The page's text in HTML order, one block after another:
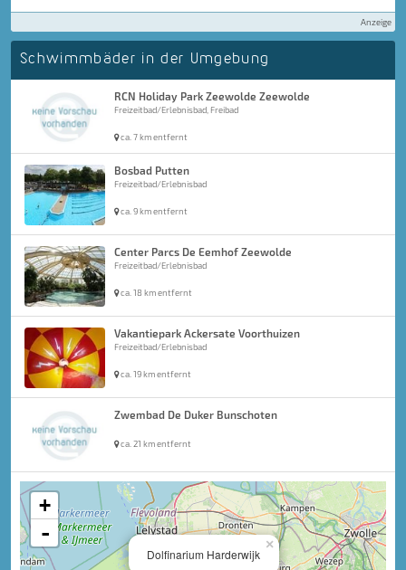
Anzeige
Schwimmbäder in der Umgebung
RCN Holiday Park Zeewolde Zeewolde
Freizeitbad/Erlebnisbad, Freibad
ca. 7 km entfernt
Bosbad Putten
Freizeitbad/Erlebnisbad
ca. 9 km entfernt
Center Parcs De Eemhof Zeewolde
Freizeitbad/Erlebnisbad
ca. 18 km entfernt
Vakantiepark Ackersate Voorthuizen
Freizeitbad/Erlebnisbad
ca. 19 km entfernt
Zwembad De Duker Bunschoten
ca. 21 km entfernt
×
Dolfinarium Harderwijk
+
-